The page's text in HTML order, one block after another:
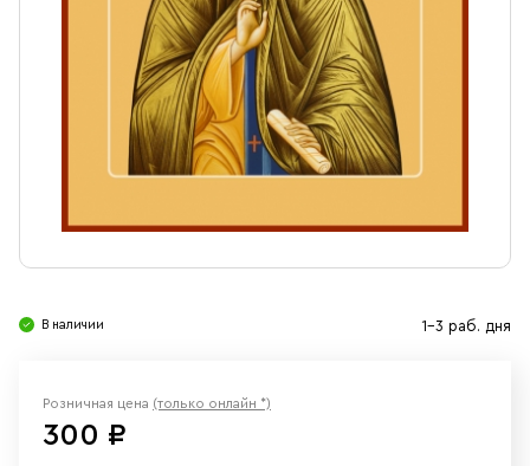
Ювелирные изделия
В наличии 1-3 раб. дня
Розничная цена (только онлайн *)
300 ₽